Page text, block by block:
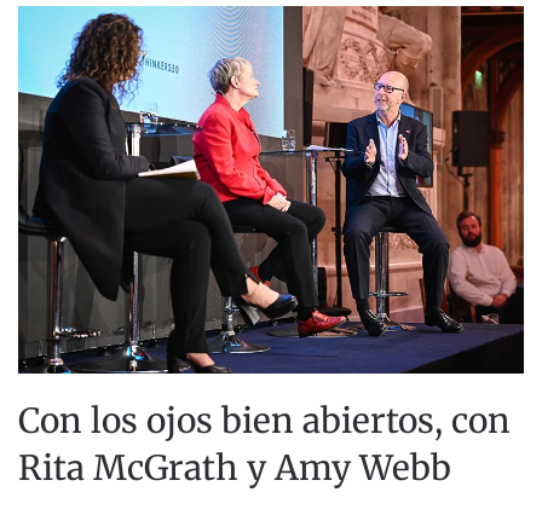
Con los ojos bien abiertos, con
Rita McGrath y Amy Webb